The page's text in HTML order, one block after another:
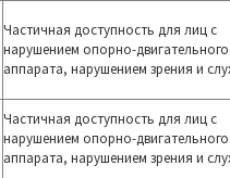
Частичная доступность для лиц с
нарушением опорно-двигательного
аппарата, нарушением зрения и
Частичная доступность для лиц с
нарушением опорно-двигательного
аппарата, нарушением зрения и